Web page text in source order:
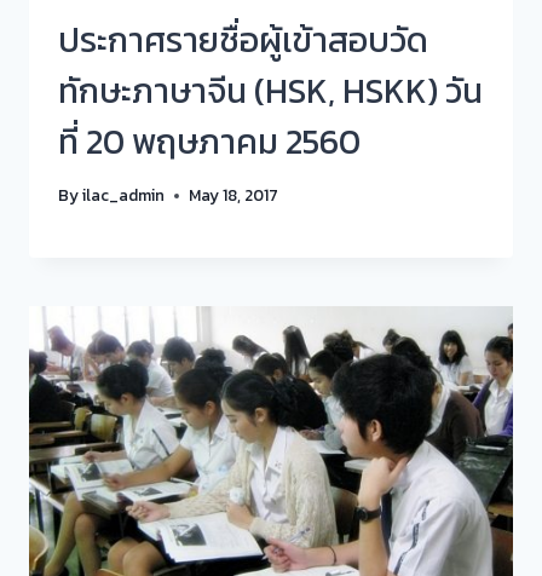
ประกาศรายชื่อผู้เข้าสอบวัด
ทักษะภาษาจีน (HSK, HSKK) วัน
ที่ 20 พฤษภาคม 2560
Byilac_admin May 18, 2017